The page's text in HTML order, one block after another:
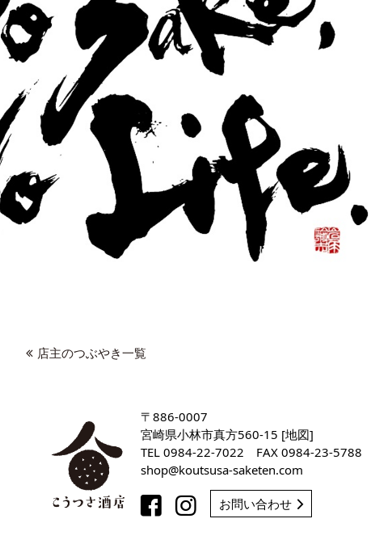
店主のつぶやき一覧
〒886-0007
宮崎県小林市真方560-15 [地図]
TEL 0984-22-7022
FAX 0984-23-5788
shop
koutsusa-saketen com
お問い合わせ